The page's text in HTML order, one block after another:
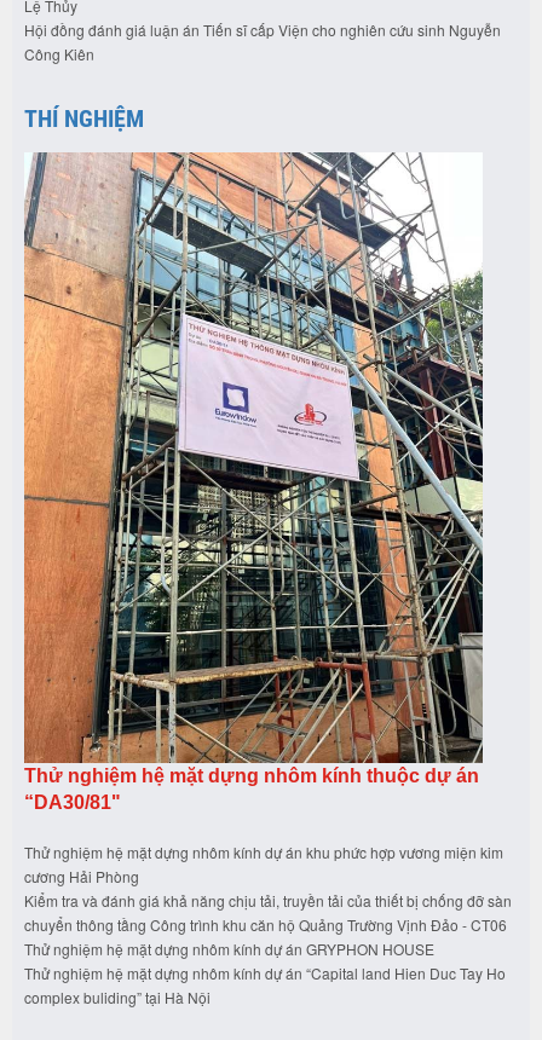
Lệ Thủy
Hội đồng đánh giá luận án Tiến sĩ cấp Viện cho nghiên cứu sinh Nguyễn
Công Kiên
THÍ NGHIỆM
Thử nghiệm hệ mặt dựng nhôm kính thuộc dự án
“DA30/81"
Thử nghiệm hệ mặt dựng nhôm kính dự án khu phức hợp vương miện kim
cương Hải Phòng
Kiểm tra và đánh giá khả năng chịu tải, truyền tải của thiết bị chống đỡ sàn
chuyển thông tầng Công trình khu căn hộ Quảng Trường Vịnh Đảo - CT06
Thử nghiệm hệ mặt dựng nhôm kính dự án GRYPHON HOUSE
Thử nghiệm hệ mặt dựng nhôm kính dự án “Capital land Hien Duc Tay Ho
complex buliding” tại Hà Nội